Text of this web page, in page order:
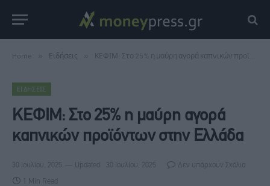
Home Ειδήσεις ΚΕΦΙΜ: Στο 25% η μαύρη αγορά καπνικών προϊόντων στην Ελλάδα
ΕΙΔΉΣΕΙΣ
ΚΕΦΙΜ: Στο 25% η μαύρη αγορά
καπνικών προϊόντων στην Ελλάδα
30 Ιουλίου, 2025 Updated: 30 Ιουλίου, 2025 Δεν υπάρχουν Σχόλια
1 Min Read